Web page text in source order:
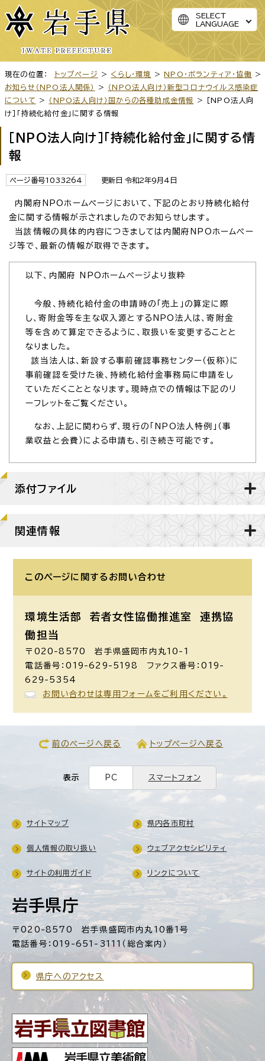
SELECT
LANGUAGE
現在の位置： トップページ > くらし・環境 >NPO・ボランティア・協働
>
お知らせ（NPO法人関係）
>
（NPO法人向け）新型コロナウイルス感染症
について
> （NPO法人向け）国からの各種助成金情報
> ［NPO法人向
け］「持続化給付金」に関する情報
［NPO法人向け］「持続化給付金」に関する情
報
ページ番号1033264 更新日 令和2年9月4日
内閣府NPOホームページにおいて、下記のとおり持続化給付
金に関する情報が示されましたのでお知らせします。
当該情報の具体的内容につきましては内閣府NPOホームペー
ジ等で、最新の情報が取得できます。
以下、内閣府 NPOホームページより抜粋
今般、持続化給付金の申請時の「売上」の算定に際
し、寄附金等を主な収入源とするNPO法人は、寄附金
等を含めて算定できるように、取扱いを変更することと
なりました。
該当法人は、新設する事前確認事務センター（仮称）に
事前確認を受けた後、持続化給付金事務局に申請をし
ていただくこととなります。現時点での情報は下記のリ
ーフレットをご覧ください。
なお、上記に関わらず、現行の「NPO法人特例」（事
業収益と会費）による申請も、引き続き可能です。
添付ファイル
関連情報
このページに関する お問い合わせ
環境生活部 若者女性協働推進室
連携協
働担当
〒020-8570 岩手県盛岡市内丸10-1
電話番号：019-629-5198 ファクス番号：019-
629-5354
お問い合わせは専用フォームをご利用ください。
前のページへ戻る トップページへ戻る
表示 PC スマートフォン
岩手県庁
〒020-8570 岩手県盛岡市内丸10番1号
電話番号：019-651-3111（総合案内）
県庁へのアクセス
サイトマップ 県内各市町村
個人情報の取り扱い ウェブアクセシビリティ
サイトの利用ガイド リンクについて